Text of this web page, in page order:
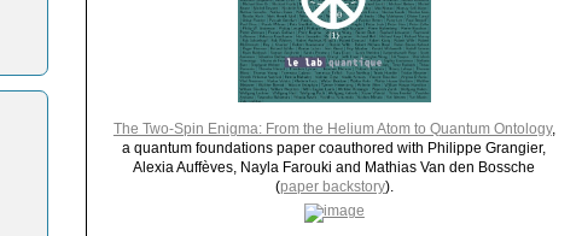
The Two-Spin Enigma: From the Helium Atom to Quantum Ontology,
a quantum foundations paper coauthored with Philippe Grangier,
Alexia Auffèves, Nayla Farouki and Mathias Van den Bossche
(paper backstory).